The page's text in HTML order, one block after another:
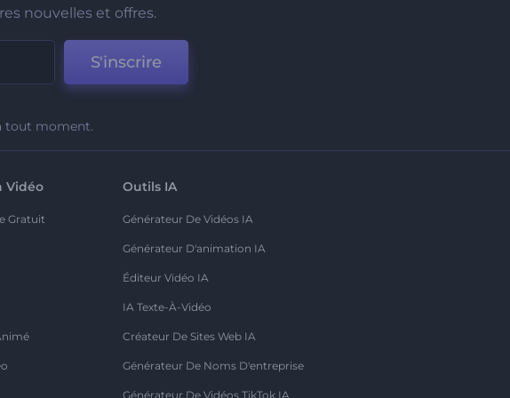
nouvelles et offres.
S'inscrire
tout moment.
Vidéo
Gratuit
Outils IA
Générateur De Vidéos IA
Générateur D'animation IA
Éditeur Vidéo IA
IA Texte-À-Vidéo
Créateur De Sites Web IA
Générateur De Noms D'entreprise
Générateur De Vidéos TikTok IA